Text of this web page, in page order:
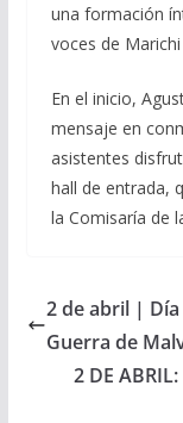
una formación
voces de
En el inicio,
mensaje en
asistentes
hall de entrada,
la Comisaría de
2 de abril | Día
Guerra de
2 DE